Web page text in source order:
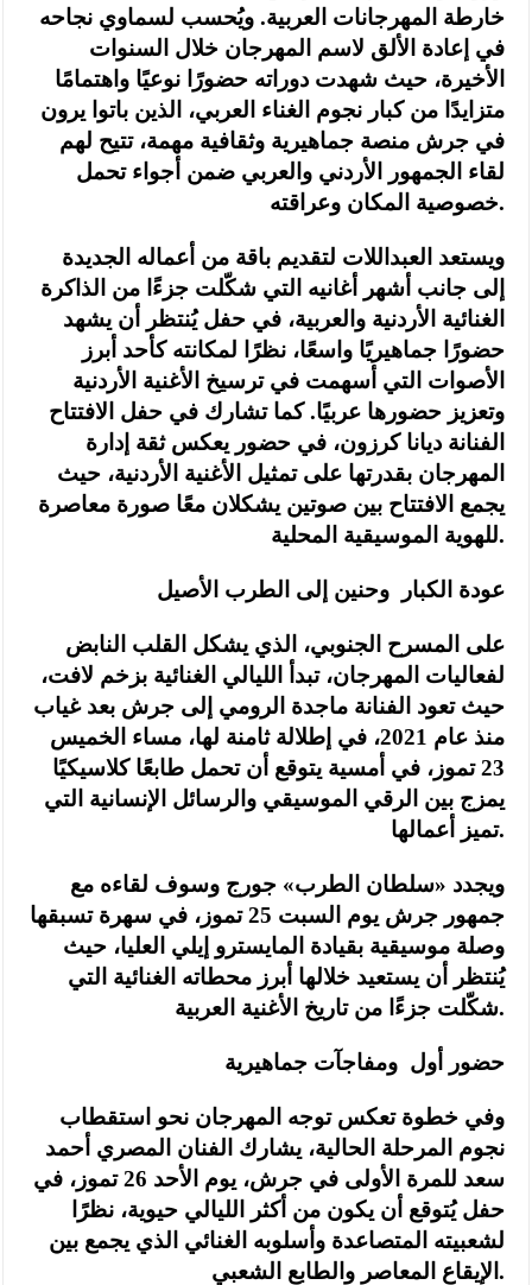
خارطة المهرجانات العربية. ويُحسب لسماوي نجاحه
في إعادة الألق لاسم المهرجان خلال السنوات
الأخيرة، حيث شهدت دوراته حضورًا نوعيًا واهتمامًا
متزايدًا من كبار نجوم الغناء العربي، الذين باتوا يرون
في جرش منصة جماهيرية وثقافية مهمة، تتيح لهم
لقاء الجمهور الأردني والعربي ضمن أجواء تحمل
خصوصية المكان وعراقته.
ويستعد العبداللات لتقديم باقة من أعماله الجديدة
إلى جانب أشهر أغانيه التي شكّلت جزءًا من الذاكرة
الغنائية الأردنية والعربية، في حفل يُنتظر أن يشهد
حضورًا جماهيريًا واسعًا، نظرًا لمكانته كأحد أبرز
الأصوات التي أسهمت في ترسيخ الأغنية الأردنية
وتعزيز حضورها عربيًا. كما تشارك في حفل الافتتاح
الفنانة ديانا كرزون، في حضور يعكس ثقة إدارة
المهرجان بقدرتها على تمثيل الأغنية الأردنية، حيث
يجمع الافتتاح بين صوتين يشكلان معًا صورة معاصرة
للهوية الموسيقية المحلية.
عودة الكبار وحنين إلى الطرب الأصيل
على المسرح الجنوبي، الذي يشكل القلب النابض
لفعاليات المهرجان، تبدأ الليالي الغنائية بزخم لافت،
حيث تعود الفنانة ماجدة الرومي إلى جرش بعد غياب
منذ عام 2021، في إطلالة ثامنة لها، مساء الخميس
23 تموز، في أمسية يتوقع أن تحمل طابعًا كلاسيكيًا
يمزج بين الرقي الموسيقي والرسائل الإنسانية التي
تميز أعمالها.
ويجدد «سلطان الطرب» جورج وسوف لقاءه مع
جمهور جرش يوم السبت 25 تموز، في سهرة تسبقها
وصلة موسيقية بقيادة المايسترو إيلي العليا، حيث
يُنتظر أن يستعيد خلالها أبرز محطاته الغنائية التي
شكّلت جزءًا من تاريخ الأغنية العربية.
حضور أول ومفاجآت جماهيرية
وفي خطوة تعكس توجه المهرجان نحو استقطاب
نجوم المرحلة الحالية، يشارك الفنان المصري أحمد
سعد للمرة الأولى في جرش، يوم الأحد 26 تموز، في
حفل يُتوقع أن يكون من أكثر الليالي حيوية، نظرًا
لشعبيته المتصاعدة وأسلوبه الغنائي الذي يجمع بين
الإيقاع المعاصر والطابع الشعبي.